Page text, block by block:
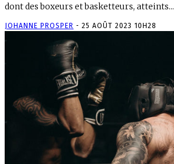
dont des boxeurs et basketteurs, atteints...
JOHANNE PROSPER - 25 AOÛT 2023 10H28